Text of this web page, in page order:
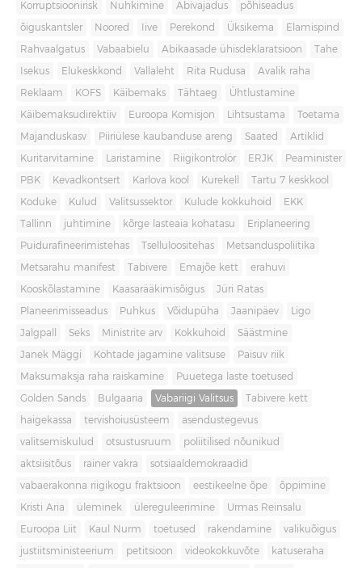
Korruptsioonirisk Nuhkimine Abivajadus põhiseadus
õiguskantsler Noored Iive Perekond Üksikema Elamispind
Rahvaalgatus Vabaabielu Abikaasade ühisdeklaratsioon Tahe
Isekus Elukeskkond Vallaleht Rita Rudusa Avalik raha
Reklaam KOFS Käibemaks Tähtaeg Ühtlustamine
Käibemaksudirektiiv Euroopa Komisjon Lihtsustama Toetama
Majanduskasv Piiriülese kaubanduse areng Saated Artiklid
Kuritarvitamine Laristamine Riigikontrolör ERJK Peaminister
PBK Kevadkontsert Karlova kool Kurekell Tartu 7 keskkool
Koduke Kulud Valitsussektor Kulude kokkuhoid EKK
Tallinn juhtimine kõrge lasteaia kohatasu Eriplaneering
Puidurafineerimistehas Tselluloositehas Metsanduspoliitika
Metsarahu manifest Tabivere Emajõe kett erahuvi
Kooskõlastamine Kaasarääkimisõigus Jüri Ratas
Planeerimisseadus Puhkus Võidupüha Jaanipäev Ligo
Jalgpall Seks Ministrite arv Kokkuhoid Säästmine
Janek Mäggi Kohtade jagamine valitsuse Paisuv riik
Maksumaksja raha raiskamine Puuetega laste toetused
Golden Sands Bulgaaria Vabariigi Valitsus Tabivere kett
haigekassa tervishoiusüsteem asendustegevus
valitsemiskulud otsustusruum poliitilised nõunikud
aktsiisitõus rainer vakra sotsiaaldemokraadid
vabaerakonna riigikogu fraktsioon eestikeelne õpe õppimine
Kristi Aria üleminek ülereguleerimine Urmas Reinsalu
Euroopa Liit Kaul Nurm toetused rakendamine valikuõigus
justiitsministeerium petitsioon videokokkuvõte katuseraha